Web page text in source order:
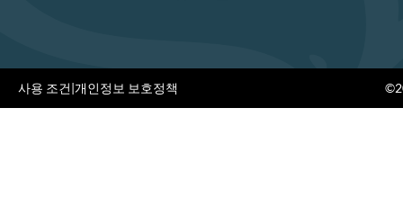
사용 조건|개인정보 보호정책